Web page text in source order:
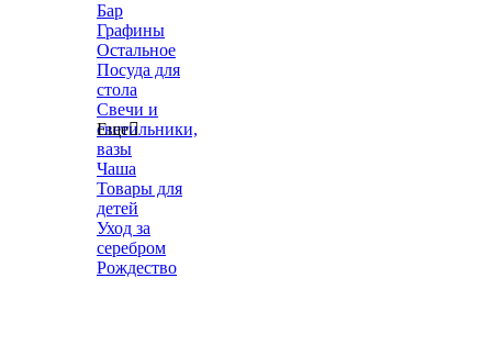
Бар
Графины
Остальное
Посуда для
стола
Свечи и
светильники,
вазы
Чаша
Товары для
детей
Уход за
серебром
Рождество
Еще